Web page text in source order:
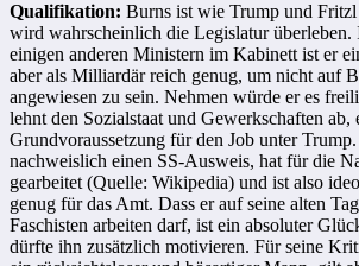
Qualifikation: Burns ist wie Trump und
wird wahrscheinlich die Legislatur überleben.
einigen anderen Ministern im Kabinett ist er
aber als Milliardär reich genug, um nicht auf
angewiesen zu sein. Nehmen würde er es
lehnt den Sozialstaat und Gewerkschaften ab,
Grundvoraussetzung für den Job unter
nachweislich einen SS-Ausweis, hat für die
gearbeitet (Quelle: Wikipedia) und ist also
genug für das Amt. Dass er auf seine alten
Faschisten arbeiten darf, ist ein absoluter
dürfte ihn zusätzlich motivieren. Für seine